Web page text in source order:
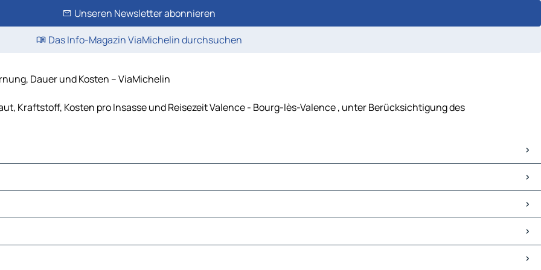
Unseren Newsletter abonnieren
Das Info-Magazin ViaMichelin durchsuchen
Dauer und Kosten – ViaMichelin
Kraftstoff, Kosten pro Insasse und Reisezeit Valence - Bourg-lès-Valence , unter Berücksichtigung des